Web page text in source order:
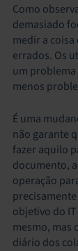
Como
demasiado
medir a
errados. Os
um
menos
É uma
não garante
fazer aquilo
documento,
operação
objetivo do
mesmo, mas
diário dos